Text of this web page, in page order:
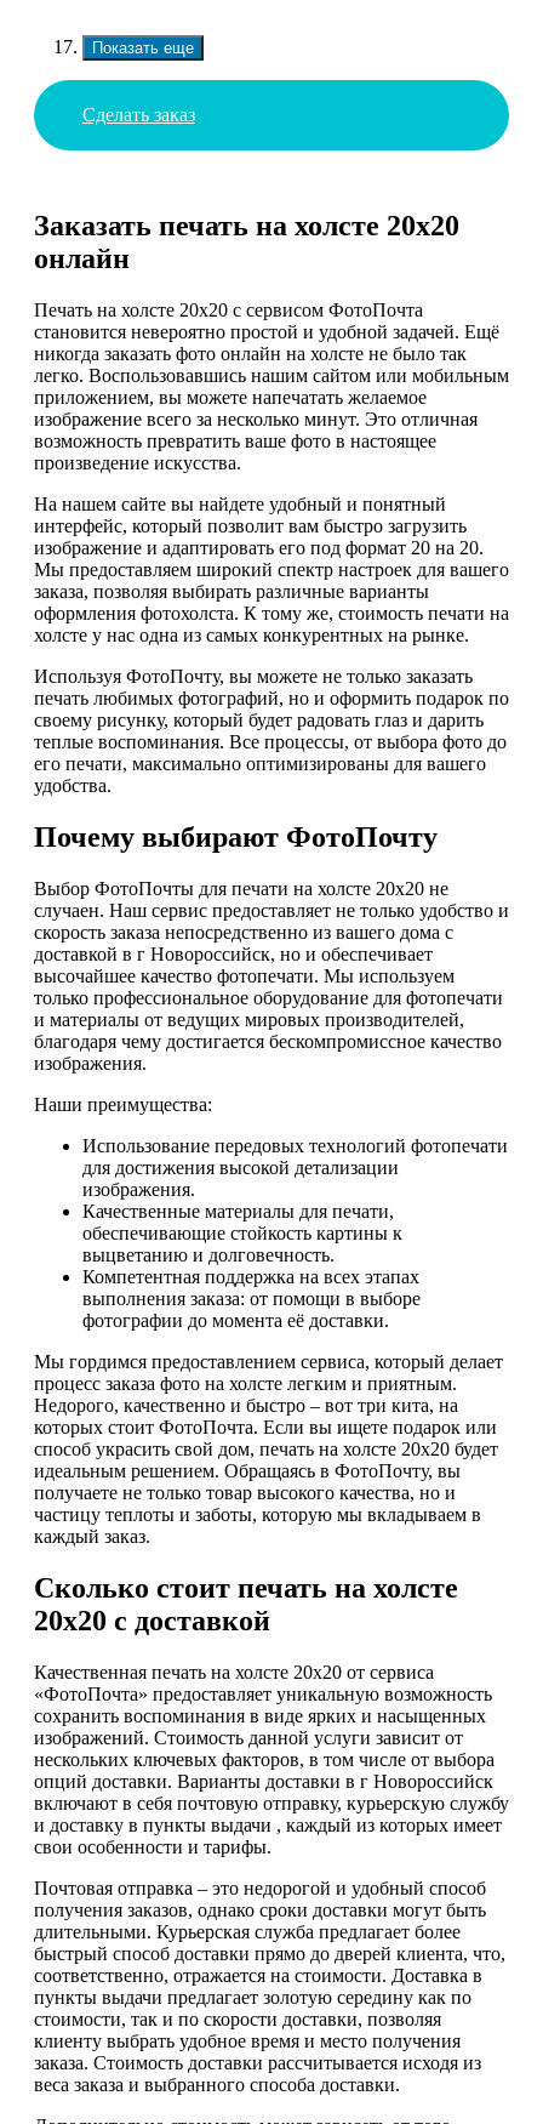
Показать еще
Сделать заказ
Заказать печать на холсте 20х20
онлайн
Печать на холсте 20х20 с сервисом ФотоПочта
становится невероятно простой и удобной задачей. Ещё
никогда заказать фото онлайн на холсте не было так
легко. Воспользовавшись нашим сайтом или мобильным
приложением, вы можете напечатать желаемое
изображение всего за несколько минут. Это отличная
возможность превратить ваше фото в настоящее
произведение искусства.
На нашем сайте вы найдете удобный и понятный
интерфейс, который позволит вам быстро загрузить
изображение и адаптировать его под формат 20 на 20.
Мы предоставляем широкий спектр настроек для вашего
заказа, позволяя выбирать различные варианты
оформления фотохолста. К тому же, стоимость печати на
холсте у нас одна из самых конкурентных на рынке.
Используя ФотоПочту, вы можете не только заказать
печать любимых фотографий, но и оформить подарок по
своему рисунку, который будет радовать глаз и дарить
теплые воспоминания. Все процессы, от выбора фото до
его печати, максимально оптимизированы для вашего
удобства.
Почему выбирают ФотоПочту
Выбор ФотоПочты для печати на холсте 20х20 не
случаен. Наш сервис предоставляет не только удобство и
скорость заказа непосредственно из вашего дома с
доставкой в г Новороссийск, но и обеспечивает
высочайшее качество фотопечати. Мы используем
только профессиональное оборудование для фотопечати
и материалы от ведущих мировых производителей,
благодаря чему достигается бескомпромиссное качество
изображения.
Наши преимущества:
Использование передовых технологий фотопечати
для достижения высокой детализации
изображения.
Качественные материалы для печати,
обеспечивающие стойкость картины к
выцветанию и долговечность.
Компетентная поддержка на всех этапах
выполнения заказа: от помощи в выборе
фотографии до момента её доставки.
Мы гордимся предоставлением сервиса, который делает
процесс заказа фото на холсте легким и приятным.
Недорого, качественно и быстро – вот три кита, на
которых стоит ФотоПочта. Если вы ищете подарок или
способ украсить свой дом, печать на холсте 20x20 будет
идеальным решением. Обращаясь в ФотоПочту, вы
получаете не только товар высокого качества, но и
частицу теплоты и заботы, которую мы вкладываем в
каждый заказ.
Сколько стоит печать на холсте
20х20 с доставкой
Качественная печать на холсте 20х20 от сервиса
«ФотоПочта» предоставляет уникальную возможность
сохранить воспоминания в виде ярких и насыщенных
изображений. Стоимость данной услуги зависит от
нескольких ключевых факторов, в том числе от выбора
опций доставки. Варианты доставки в г Новороссийск
включают в себя почтовую отправку, курьерскую службу
и доставку в пункты выдачи , каждый из которых имеет
свои особенности и тарифы.
Почтовая отправка – это недорогой и удобный способ
получения заказов, однако сроки доставки могут быть
длительными. Курьерская служба предлагает более
быстрый способ доставки прямо до дверей клиента, что,
соответственно, отражается на стоимости. Доставка в
пункты выдачи предлагает золотую середину как по
стоимости, так и по скорости доставки, позволяя
клиенту выбрать удобное время и место получения
заказа. Стоимость доставки рассчитывается исходя из
веса заказа и выбранного способа доставки.